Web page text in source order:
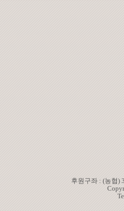
후원구좌 : (농협)